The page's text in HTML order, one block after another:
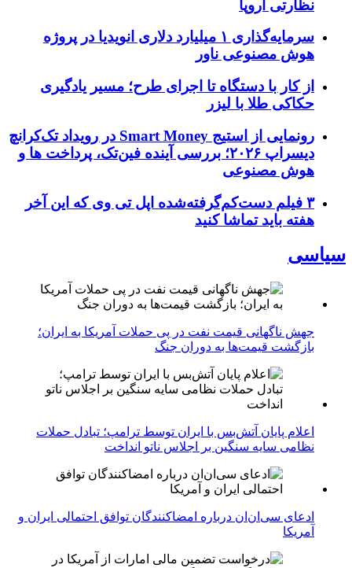
نظارتی اروپا
سرمایه‌گذاری ۱ میلیارد دلاری انویدیا در پروژه
هوش مصنوعی ناور
از کار با دستگاه تا اجرای طرح؛ مسیر یادگیری
حکاکی طلا با لیزر
رونمایی از استیج Smart Money در رویداد تک‌کرانچ
دیسراپ ۲۰۲۶؛ بررسی آینده فین‌تک، پرداخت‌ ها و
هوش مصنوعی
۳ فیلم دست‌کم‌گرفته‌شده اپل تی وی که این آخر
هفته باید تماشا کنید
سیاسی
جهش ناگهانی قیمت نفت در پی حملات آمریکا به ایران؛
بازگشت قیمت‌ها به دوران جنگ
اعلام پایان آتش‌بس با ایران توسط ترامپ؛ تبادل حملات
نظامی سایه سنگین بر اجلاس ناتو انداخت
ادعای سی‌ان‌ان درباره امضاکنندگان توافق احتمالی ایران و
آمریکا